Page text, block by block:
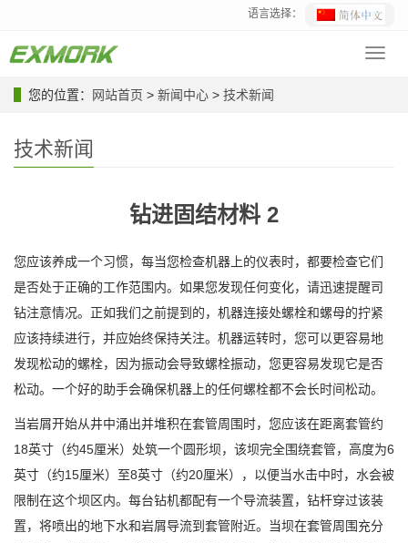
语言选择：
您的位置：
网站首页 > 新闻中心 > 技术新闻
技术新闻
钻进固结材料 2
您应该养成一个习惯，每当您检查机器上的仪表时，都要检查它们
是否处于正确的工作范围内。如果您发现任何变化，请迅速提醒司
钻注意情况。正如我们之前提到的，机器连接处螺栓和螺母的拧紧
应该持续进行，并应始终保持关注。机器运转时，您可以更容易地
发现松动的螺栓，因为振动会导致螺栓振动，您更容易发现它是否
松动。一个好的助手会确保机器上的任何螺栓都不会长时间松动。
当岩屑开始从井中涌出并堆积在套管周围时，您应该在距离套管约
18英寸（约45厘米）处筑一个圆形坝，该坝完全围绕套管，高度为6
英寸（约15厘米）至8英寸（约20厘米），以便当水击中时，水会被
限制在这个坝区内。每台钻机都配有一个导流装置，钻杆穿过该装
置，将喷出的地下水和岩屑导流到套管附近。当坝在套管周围充分